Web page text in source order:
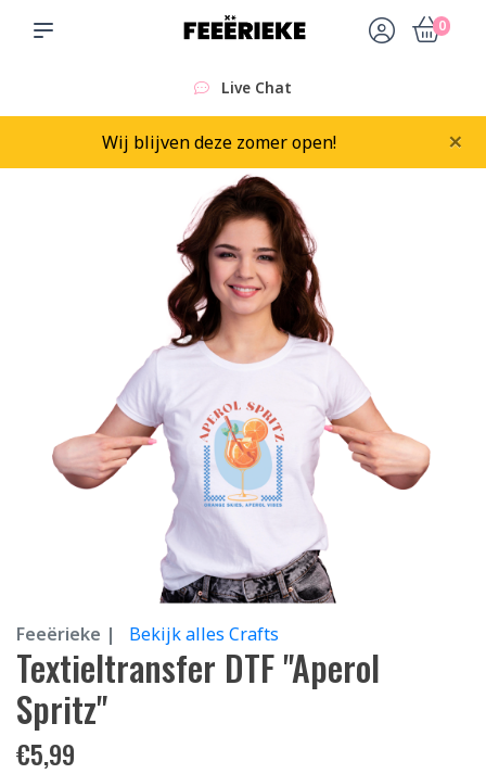
0
Live Chat
Wij blijven deze zomer open! ×
Feeërieke | Bekijk alles Crafts
Textieltransfer DTF "Aperol
Spritz"
€5,99